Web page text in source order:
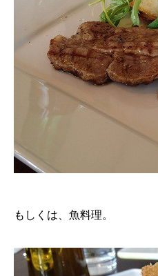
もしくは、魚料理。